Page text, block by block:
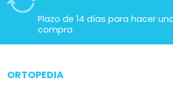
Plazo de 14 días para hacer
compra
ORTOPEDIA